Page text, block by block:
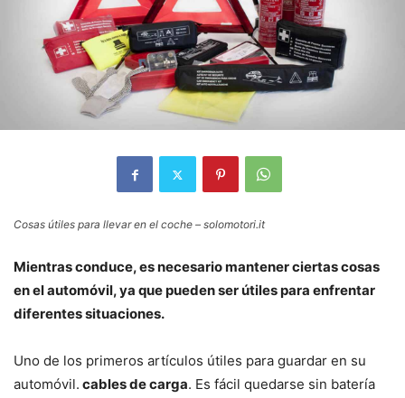
Cosas útiles para llevar en el coche – solomotori.it
Mientras conduce, es necesario mantener ciertas cosas
en el automóvil, ya que pueden ser útiles para enfrentar
diferentes situaciones.
Uno de los primeros artículos útiles para guardar en su
automóvil. cables de carga. Es fácil quedarse sin batería